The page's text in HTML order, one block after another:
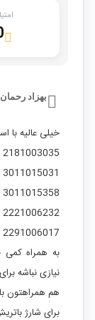
بهزاد
خیلی عالیه با
2181003035
3011015031
3011015358
2221006232
2291006017 ( یه وجب )
به همراه کمی
نیازی نباشه
هم همراهتون
برای شارژ